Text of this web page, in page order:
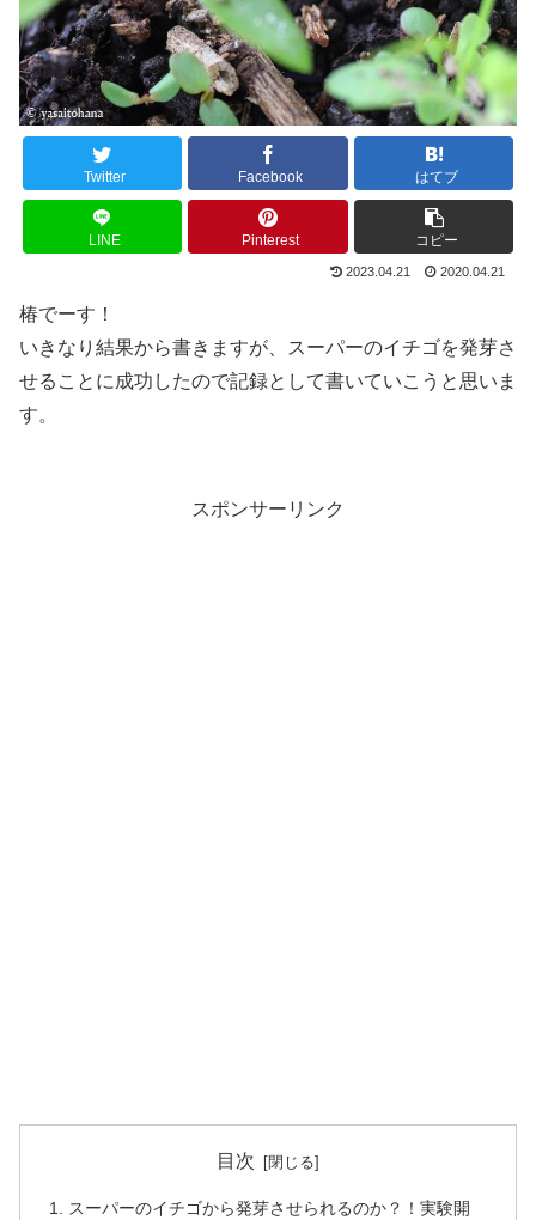
Twitter Facebook はてブ
LINE Pinterest コピー
2023.04.21 2020.04.21
椿でーす！
いきなり結果から書きますが、スーパーのイチゴを発芽さ
せることに成功したので記録として書いていこうと思いま
す。
スポンサーリンク
目次
スーパーのイチゴから発芽させられるのか？！実験開